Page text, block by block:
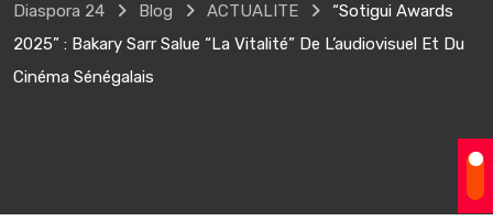
Diaspora 24 Blog ACTUALITE
“Sotigui Awards
2025” : Bakary Sarr Salue “la Vitalité” De L’audiovisuel Et Du
Cinéma Sénégalais